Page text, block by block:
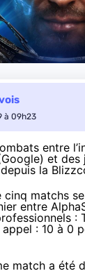
à 09h23
entre
et des
depuis la
cinq matchs
entre
:
: 10 à 0
match a été